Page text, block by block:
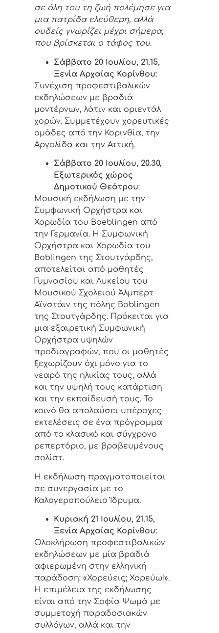
σε όλη του τη ζωή πολέμησε για
μια πατρίδα ελεύθερη, αλλά
ουδείς γνωρίζει μέχρι σήμερα,
που βρίσκεται ο τάφος του.
Σάββατο 20 Ιουλίου, 21.15,
Ξενία Αρχαίας Κορίνθου:
Συνέχιση προφεστιβαλικών
εκδηλώσεων με βραδιά
μοντέρνων, λάτιν και οριεντάλ
χορών. Συμμετέχουν χορευτικές
ομάδες από την Κορινθία, την
Αργολίδα και την Αττική.
Σάββατο 20 Ιουλίου, 20.30,
Εξωτερικός χώρος
Δημοτικού Θεάτρου:
Μουσική εκδήλωση με την
Συμφωνική Ορχήστρα και
Χορωδία του Boeblingen από
την Γερμανία. Η Συμφωνική
Ορχήστρα και Χορωδία του
Boblingen της Στουτγάρδης,
αποτελείται από μαθητές
Γυμνασίου και Λυκείου του
Μουσικού Σχολειού Άλμπερτ
Αϊνστάιν της πόλης Boblingen
της Στουτγάρδης. Πρόκειται για
μια εξαιρετική Συμφωνική
Ορχήστρα υψηλών
προδιαγραφών, που οι μαθητές
ξεχωρίζουν όχι μόνο για το
νεαρό της ηλικίας τους, αλλά
και την υψηλή τους κατάρτιση
και την εκπαίδευσή τους. Το
κοινό θα απολαύσει υπέροχες
εκτελέσεις σε ένα πρόγραμμα
από το κλασικό και σύγχρονο
ρεπερτόριο, με βραβευμένους
σολίστ.
Η εκδήλωση πραγματοποιείται
σε συνεργασία με το
Καλογεροπούλειο Ίδρυμα.
Κυριακή 21 Ιουλίου, 21.15,
Ξενία Αρχαίας Κορίνθου:
Ολοκλήρωση προφεστιβαλικών
εκδηλώσεων με μία βραδιά
αφιερωμένη στην ελληνική
παράδοση: «Χορεύεις; Χορεύω!».
Η επιμέλεια της εκδήλωσης
είναι από την Σοφία Ψωμά με
συμμετοχή παραδοσιακών
συλλόγων, αλλά και την